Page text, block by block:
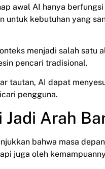
awal AI hanya
untuk kebutuhan yang
menjadi salah satu
pencari tradisional.
tautan, AI dapat
pengguna.
Jadi Arah
bahwa masa
juga oleh